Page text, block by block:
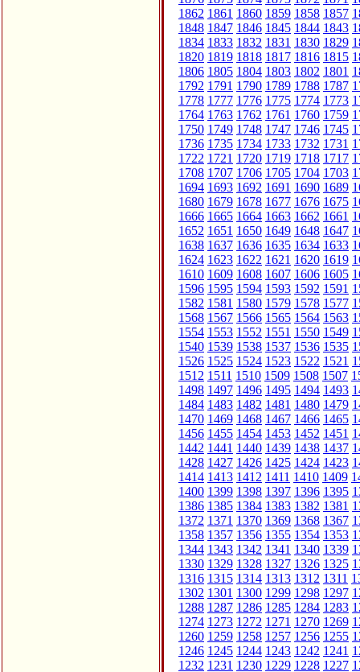
1862 1861 1860 1859 1858 1857
1848 1847 1846 1845 1844 1843
1834 1833 1832 1831 1830 1829
1820 1819 1818 1817 1816 1815
1806 1805 1804 1803 1802 1801
1792 1791 1790 1789 1788 1787
1778 1777 1776 1775 1774 1773
1764 1763 1762 1761 1760 1759
1750 1749 1748 1747 1746 1745
1736 1735 1734 1733 1732 1731
1722 1721 1720 1719 1718 1717
1708 1707 1706 1705 1704 1703
1694 1693 1692 1691 1690 1689
1680 1679 1678 1677 1676 1675
1666 1665 1664 1663 1662 1661
1652 1651 1650 1649 1648 1647
1638 1637 1636 1635 1634 1633
1624 1623 1622 1621 1620 1619
1610 1609 1608 1607 1606 1605
1596 1595 1594 1593 1592 1591
1582 1581 1580 1579 1578 1577
1568 1567 1566 1565 1564 1563
1554 1553 1552 1551 1550 1549
1540 1539 1538 1537 1536 1535
1526 1525 1524 1523 1522 1521
1512 1511 1510 1509 1508 1507
1498 1497 1496 1495 1494 1493
1484 1483 1482 1481 1480 1479
1470 1469 1468 1467 1466 1465
1456 1455 1454 1453 1452 1451
1442 1441 1440 1439 1438 1437
1428 1427 1426 1425 1424 1423
1414 1413 1412 1411 1410 1409
1400 1399 1398 1397 1396 1395
1386 1385 1384 1383 1382 1381
1372 1371 1370 1369 1368 1367
1358 1357 1356 1355 1354 1353
1344 1343 1342 1341 1340 1339
1330 1329 1328 1327 1326 1325
1316 1315 1314 1313 1312 1311
1302 1301 1300 1299 1298 1297
1288 1287 1286 1285 1284 1283
1274 1273 1272 1271 1270 1269
1260 1259 1258 1257 1256 1255
1246 1245 1244 1243 1242 1241
1232 1231 1230 1229 1228 1227